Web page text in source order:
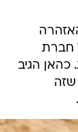
חברת
הגיב
שזה